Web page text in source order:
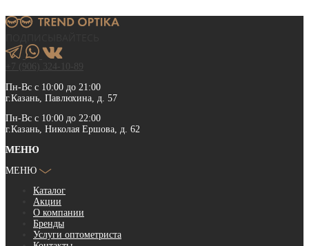
+7 (906) 324-10-89
Пн-Вс с 10:00 до 21:00
г.Казань, Павлюхина, д. 57
Пн-Вс с 10:00 до 22:00
г.Казань, Николая Ершова, д. 62
МЕНЮ
МЕНЮ
Каталог
Акции
О компании
Бренды
Услуги оптометриста